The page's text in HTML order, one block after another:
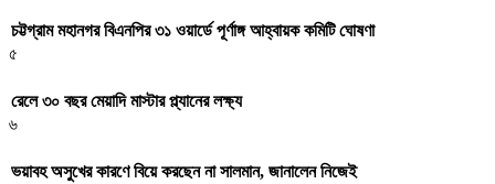
চট্টগ্রাম মহানগর বিএনপির ৩১ ওয়ার্ডে পূর্ণাঙ্গ আহ্বায়ক কমিটি ঘোষণা
৫
রেলে ৩০ বছর মেয়াদি মাস্টার প্ল্যানের লক্ষ্য
৬
ভয়াবহ অসুখের কারণে বিয়ে করছেন না সালমান, জানালেন নিজেই